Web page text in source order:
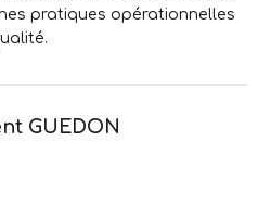
pratiques opérationnelles
GUEDON